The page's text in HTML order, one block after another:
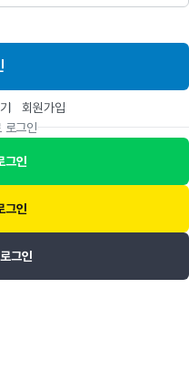
회원가입
로그인
그인
그인
그인